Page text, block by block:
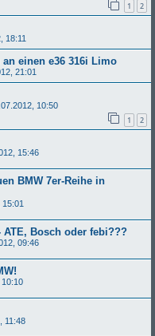
1 2
18:11
einen e36 316i Limo
21:01
10:50
1 2
15:46
BMW 7er-Reihe in
ATE, Bosch oder febi???
09:46
10:10
11:48